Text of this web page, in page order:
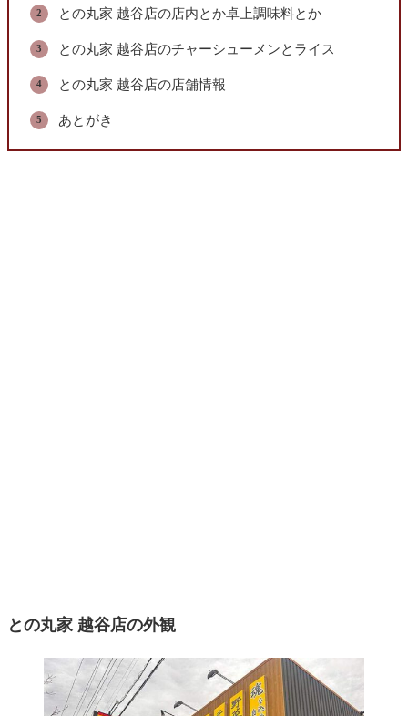
との丸家 越谷店の店内とか卓上調味料とか
との丸家 越谷店のチャーシューメンとライス
との丸家 越谷店の店舗情報
あとがき
との丸家 越谷店の外観